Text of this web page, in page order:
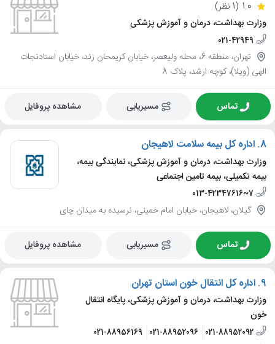
1.0 (1 نظر)
وزارت بهداشت، درمان و آموزش پزشکی
021-42949
تهران، منطقه 6، محله ولیعصر، خیابان کریمحان زند، خیابان استادنجات
الهی (ویلا)، کوچه ارشد، پلاک 8
تماس مسیریابی مشاهده پروفایل
8. اداره کل بیمه سلامت لاهیجان
وزارت بهداشت، درمان و آموزش پزشکی، نمایندگی بیمه،
بیمه تکمیلی، بیمه تامین اجتماعی
013-42347616~7
گیلان، لاهیجان، خیابان امام خمینی، نرسیده به میدان چای
تماس مسیریابی مشاهده پروفایل
9. اداره کل انتقال خون استان تهران
وزارت بهداشت، درمان و آموزش پزشکی، پایگاه انتقال
خون
021-88952092
021-88952096
021-88956169